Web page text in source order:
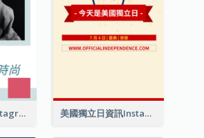
獨家酷兒時尚Instagram限時動態 美國獨立日資訊Instagram限時動態